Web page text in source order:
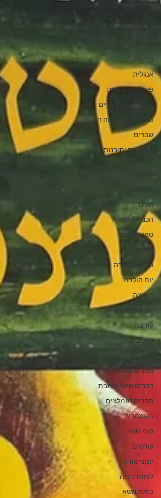
חיבור וחיסור
קריאה
אנגלית
פעילויות ערכיות
פעילויות עם שירים
מתמטיקה לכיתה ה'
שברים
מחשבות ותובנות
חגים
הכנה לכיתה א'
ספרי ילדים
רפואה
סיפורי התורה
יום הולדת
היגיינה
יום המשפחה
קורונה
סרטונים
ספרים מומלצים
דברים שאני כותבת
ספרים מומלצים
גאומטריה
סוף שנה
קורסים
יומני מורה
לוחות כיתה
כיתת נושא